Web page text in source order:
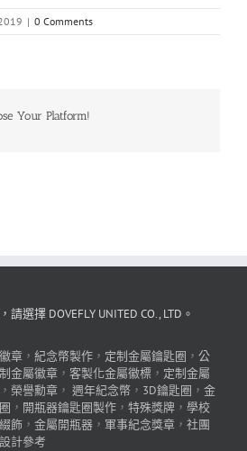
| 0 Comments
Your Platform!
選擇 DOVEFLY UNITED CO., LTD。
章 ， 紀念幣製作 ， 定制金屬鑰匙圈 ， 公
金屬徽章 ， 客製化金屬徽標 ， 定制金屬
， 榮譽勳章 ， 週年紀念幣 ， 3D鑰匙圈 ， 金
， 開瓶器鑰匙圈製作 ， 特殊獎牌 ， 學校
飾 ， 金屬開瓶器 ， 軍事紀念獎章 ， 社團
計參考